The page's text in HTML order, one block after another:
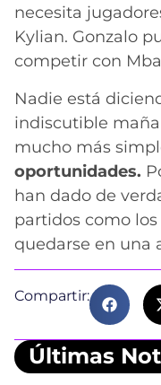
necesita
Kylian. Gonzalo
competir con
Nadie está
indiscutible
mucho más
oportunidades.
han dado de
partidos como
quedarse en una
Compartir:
Últimas